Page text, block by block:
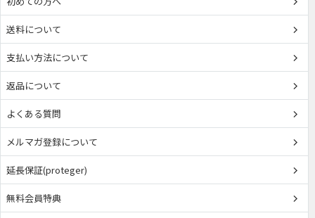
送料について
支払い方法について
返品について
よくある質問
メルマガ登録について
延長保証(proteger)
無料会員特典